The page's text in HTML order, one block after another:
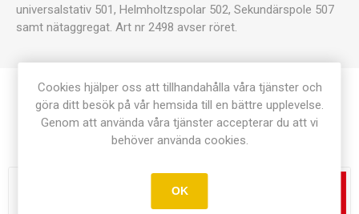
universalstativ 501, Helmholtzspolar 502, Sekundärspole 507
samt nätaggregat. Art nr 2498 avser röret.
Relaterade produkter
Cookies hjälper oss att tillhandahålla våra tjänster och
göra ditt besök på vår hemsida till en bättre upplevelse.
Genom att använda våra tjänster accepterar du att vi
behöver använda cookies.
OK